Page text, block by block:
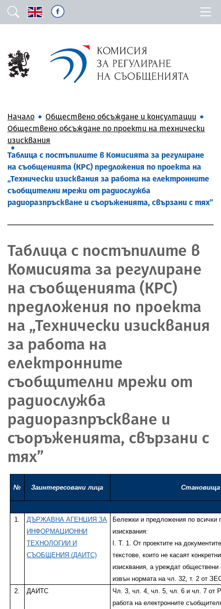
Начало
Обществено обсъждане и консултации
Обществено обсъждане по проекти на технически
изисквания
Таблица с постъпилите в Комисията за регулиране
на съобщенията (КРС) предложения по проекта на
„Технически изисквания за работа на електронните
съобщителни мрежи от радиослужба
радиоразпръскване и съоръженията, свързани с тях”
Таблица с постъпилите в
Комисията за регулиране
на съобщенията (КРС)
предложения по проекта
на „Технически изисквания
за работа на
електронните
съобщителни мрежи от
радиослужба
радиоразпръскване и
съоръженията, свързани с
тях”
№ Заинтересовани лица Становища
1.
ДЪРЖАВНА АГЕНЦИЯ ЗА
ИНФОРМАЦИОННИ
ТЕХНОЛОГИИ И
СЪОБЩЕНИЯ (ДАИТС)
Бележки и предложения по всички
изисквания:
I. Т. 1. От проектите на
текстове, които не касаят
изисквания, а уреждат
извън нормата на чл. 32, т. 2 от
2.
ДАИТС
Чл. 3, чл. 4, чл. 5, чл. 6 и чл. 7 от
работа на електронните